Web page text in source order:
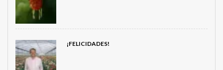
¡FELICIDADES!